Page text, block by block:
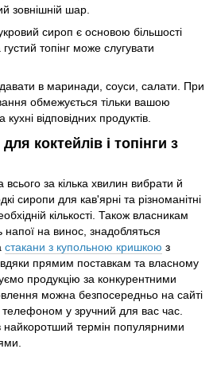
зовнішній шар.
сироп є основою більшості
топінг може слугувати
в маринади, соуси, салати. При
обмежується тільки вашою
відповідних продуктів.
коктейлів і топінги з
за кілька хвилин вибрати й
сиропи для кав'ярні та різноманітні
кількості. Також власникам
напої на винос, знадобляться
стакани з купольною кришкою з
прямим поставкам та власному
продукцію за конкурентними
можна безпосередньо на сайті
у зручний для вас час.
найкоротший термін популярними